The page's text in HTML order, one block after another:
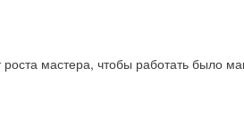
мастера, чтобы работать было